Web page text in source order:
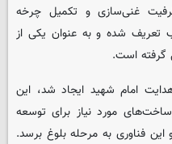
غنی‌سازی و تکمیل چرخه
شده و به عنوان یکی از
گرفته است.
امام شهید ایجاد شد، این
مورد نیاز برای توسعه
فناوری به مرحله بلوغ برسد.